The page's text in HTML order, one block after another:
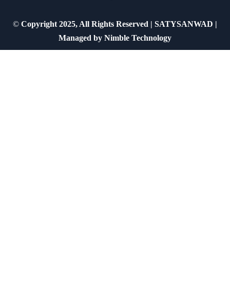
© Copyright 2025, All Rights Reserved | SATYSANWAD |
Managed by Nimble Technology